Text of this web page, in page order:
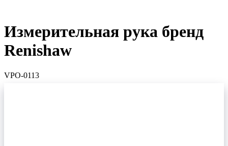
Измерительная рука бренд
Renishaw
VPO-0113